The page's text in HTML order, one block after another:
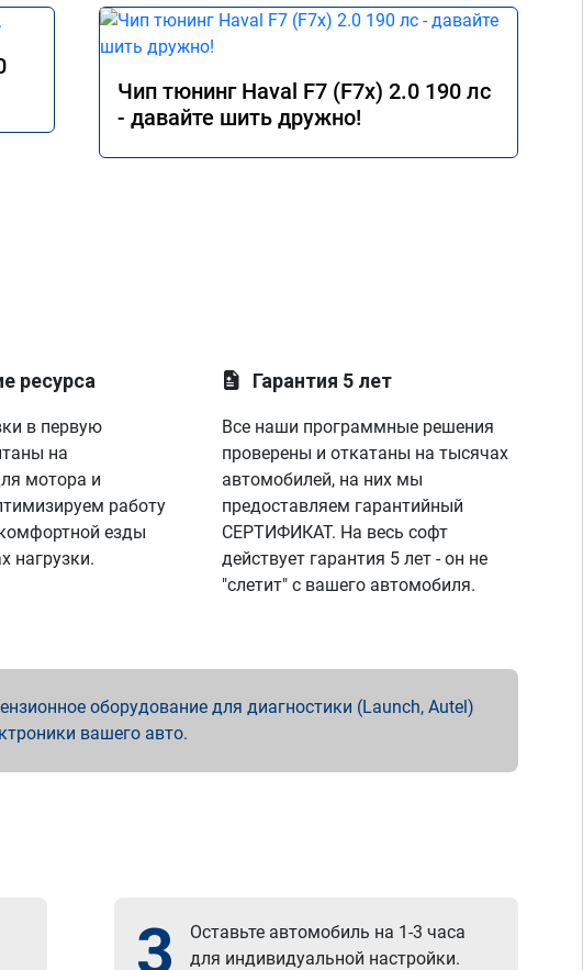
Чип тюнинг Haval F7 (F7x) 2.0 190 лс
- давайте шить дружно!
ресурса
в первую
на
мотора и
работу
езды
нагрузки.
Гарантия 5 лет
Все наши программные решения
проверены и откатаны на тысячах
автомобилей, на них мы
предоставляем гарантийный
СЕРТИФИКАТ. На весь софт
действует гарантия 5 лет - он не
"слетит" с вашего автомобиля.
оборудование для диагностики (Launch, Autel)
вашего авто.
3
Оставьте автомобиль на 1-3 часа
для индивидуальной настройки.